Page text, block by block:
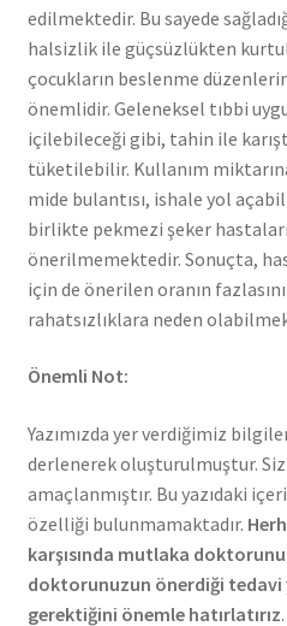
edilmektedir. Bu sayede
halsizlik ile güçsüzlükten
çocukların beslenme
önemlidir. Geleneksel tıbbi
içilebileceği gibi, tahin ile
tüketilebilir. Kullanım
mide bulantısı, ishale yol
birlikte pekmezi şeker
önerilmemektedir. Sonuçta,
için de önerilen oranın
rahatsızlıklara neden
Önemli Not:
Yazımızda yer verdiğimiz
derlenerek oluşturulmuştur.
amaçlanmıştır. Bu yazıdaki
özelliği bulunmamaktadır.
karşısında mutlaka
doktorunuzun önerdiği tedavi
gerektiğini önemle hatırlatırız.